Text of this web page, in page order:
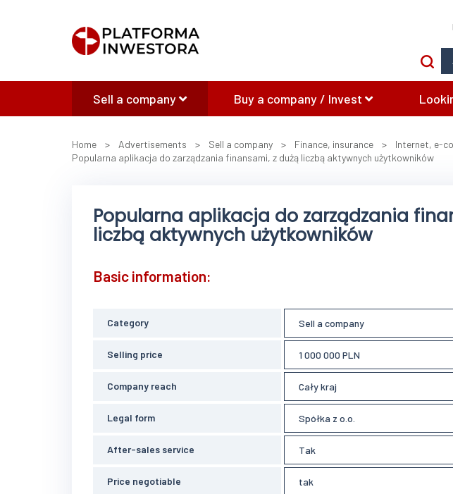
Sell a company Buy a company / Invest
Home > Advertisements > Sell a company > Finance, insurance > Internet, e-
Popularna aplikacja do zarządzania finansami, z dużą liczbą aktywnych użytkowników
Popularna aplikacja do zarządzania
liczbą aktywnych użytkowników
Basic information:
Category Sell a company
Selling price 1 000 000 PLN
Company reach Cały kraj
Legal form Spółka z o.o.
After-sales service Tak
Price negotiable tak